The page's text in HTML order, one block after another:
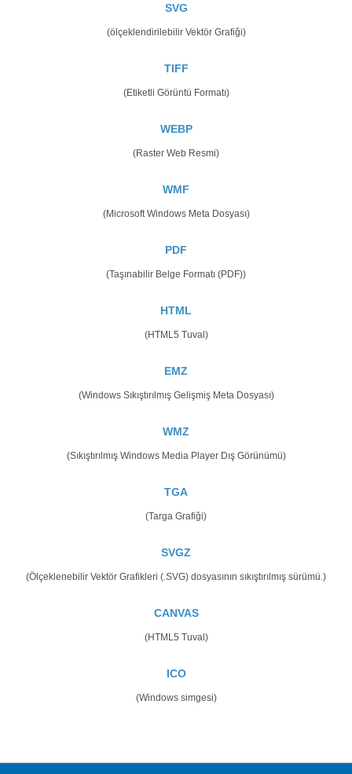
SVG
(ölçeklendirilebilir Vektör Grafiği)
TIFF
(Etiketli Görüntü Formatı)
WEBP
(Raster Web Resmi)
WMF
(Microsoft Windows Meta Dosyası)
PDF
(Taşınabilir Belge Formatı (PDF))
HTML
(HTML5 Tuval)
EMZ
(Windows Sıkıştırılmış Gelişmiş Meta Dosyası)
WMZ
(Sıkıştırılmış Windows Media Player Dış Görünümü)
TGA
(Targa Grafiği)
SVGZ
(Ölçeklenebilir Vektör Grafikleri (.SVG) dosyasının sıkıştırılmış sürümü.)
CANVAS
(HTML5 Tuval)
ICO
(Windows simgesi)